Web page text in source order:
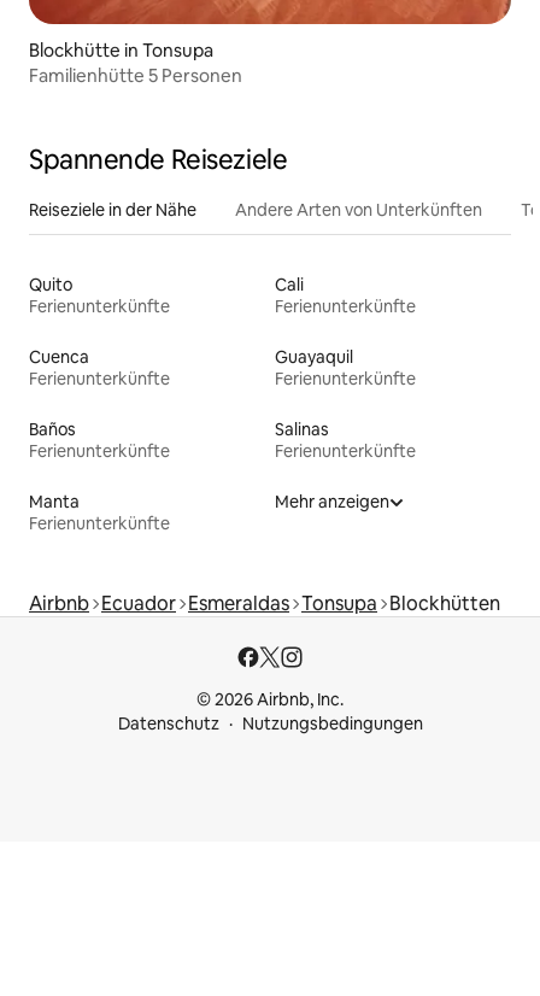
Blockhütte in Tonsupa
Familienhütte 5 Personen
Spannende Reiseziele
Reiseziele in der Nähe Andere Arten von Unterkünften
Quito
Ferienunterkünfte
Cali
Ferienunterkünfte
Cuenca
Ferienunterkünfte
Guayaquil
Ferienunterkünfte
Baños
Ferienunterkünfte
Salinas
Ferienunterkünfte
Manta
Ferienunterkünfte
Mehr anzeigen
Airbnb Ecuador Esmeraldas Tonsupa Blockhütten
© 2026 Airbnb, Inc.
Datenschutz
Nutzungsbedingungen